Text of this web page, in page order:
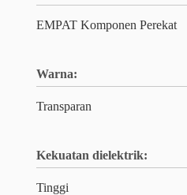
EMPAT Komponen Perekat
Warna:
Transparan
Kekuatan dielektrik:
Tinggi